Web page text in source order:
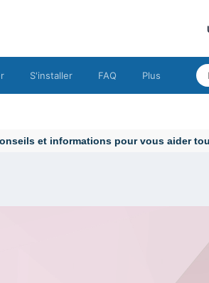
S'installer FAQ Plus
et informations pour vous aider tout